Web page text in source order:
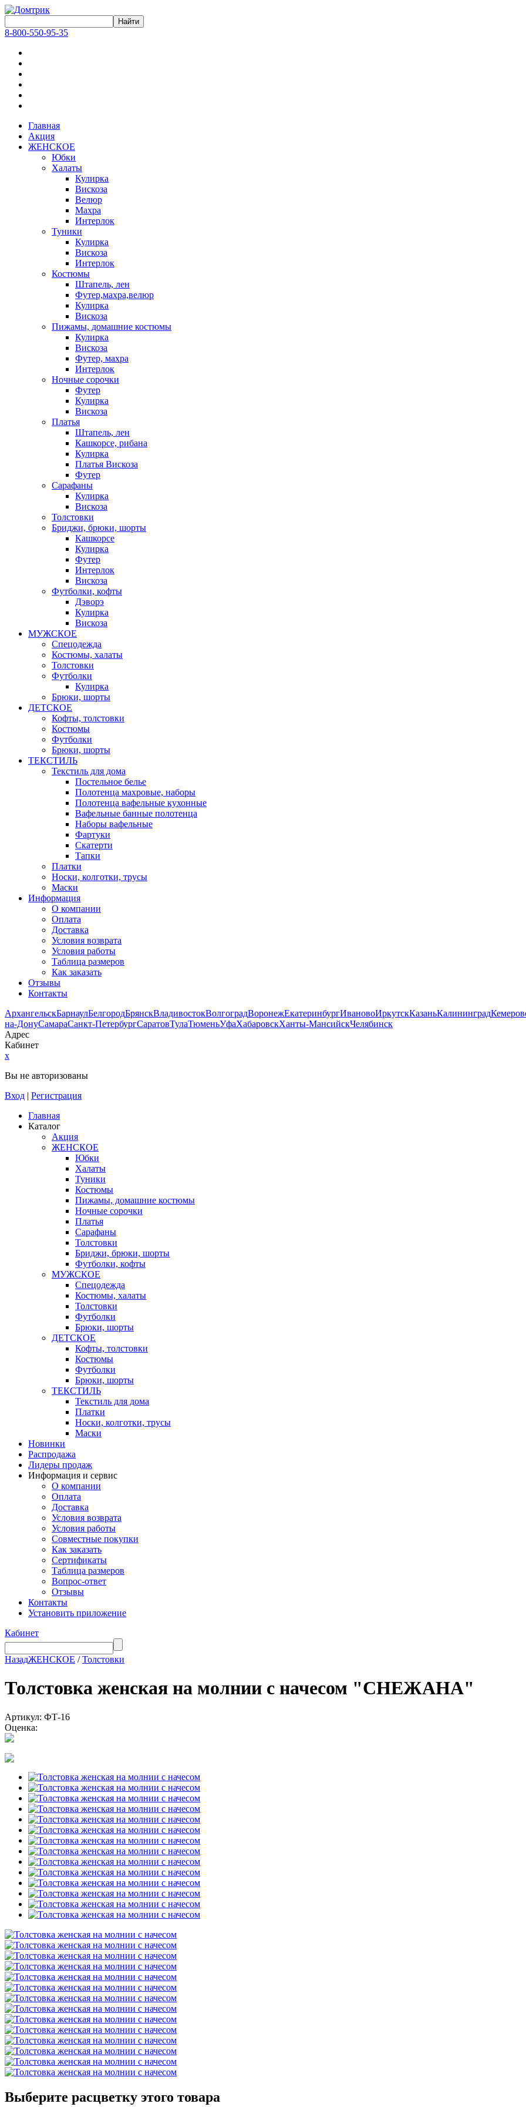
8-800-550-95-35
Главная
Акция
ЖЕНСКОЕ
Юбки
Халаты
Кулирка
Вискоза
Велюр
Махра
Интерлок
Туники
Кулирка
Вискоза
Интерлок
Костюмы
Штапель, лен
Футер,махра,велюр
Кулирка
Вискоза
Пижамы, домашние костюмы
Кулирка
Вискоза
Футер, махра
Интерлок
Ночные сорочки
Футер
Кулирка
Вискоза
Платья
Штапель, лен
Кашкорсе, рибана
Кулирка
Платья Вискоза
Футер
Сарафаны
Кулирка
Вискоза
Толстовки
Бриджи, брюки, шорты
Кашкорсе
Кулирка
Футер
Интерлок
Вискоза
Футболки, кофты
Дэворэ
Кулирка
Вискоза
МУЖСКОЕ
Спецодежда
Костюмы, халаты
Толстовки
Футболки
Кулирка
Брюки, шорты
ДЕТСКОЕ
Кофты, толстовки
Костюмы
Футболки
Брюки, шорты
ТЕКСТИЛЬ
Текстиль для дома
Постельное белье
Полотенца махровые, наборы
Полотенца вафельные кухонные
Вафельные банные полотенца
Наборы вафельные
Фартуки
Скатерти
Тапки
Платки
Носки, колготки, трусы
Маски
Информация
О компании
Оплата
Доставка
Условия возврата
Условия работы
Таблица размеров
Как заказать
Отзывы
Контакты
АрхангельскБарнаулБелгородБрянскВладивостокВолгоградВоронежЕкатеринбургИвановоИркутскКазаньКалининград
на-ДонуСамараСанкт-ПетербургСаратовТулаТюменьУфаХабаровскХанты-МансийскЧелябинск
Адрес
Кабинет
x
Вы не авторизованы
Вход | Регистрация
Главная
Каталог
Акция
ЖЕНСКОЕ
Юбки
Халаты
Туники
Костюмы
Пижамы, домашние костюмы
Ночные сорочки
Платья
Сарафаны
Толстовки
Бриджи, брюки, шорты
Футболки, кофты
МУЖСКОЕ
Спецодежда
Костюмы, халаты
Толстовки
Футболки
Брюки, шорты
ДЕТСКОЕ
Кофты, толстовки
Костюмы
Футболки
Брюки, шорты
ТЕКСТИЛЬ
Текстиль для дома
Платки
Носки, колготки, трусы
Маски
Новинки
Распродажа
Лидеры продаж
Информация и сервис
О компании
Оплата
Доставка
Условия возврата
Условия работы
Совместные покупки
Как заказать
Сертификаты
Таблица размеров
Вопрос-ответ
Отзывы
Контакты
Установить приложение
Кабинет
НазадЖЕНСКОЕ /Толстовки
Толстовка женская на молнии с начесом "СНЕЖАНА"
Артикул: ФТ-16
Оценка:
Выберите расцветку этого товара